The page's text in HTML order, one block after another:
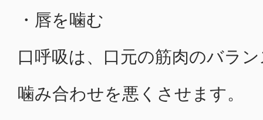
・唇を噛む
口呼吸は、口元の筋肉のバラ
噛み合わせを悪くさせます。